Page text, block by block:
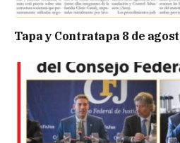
Tapa y Contratapa 8 de